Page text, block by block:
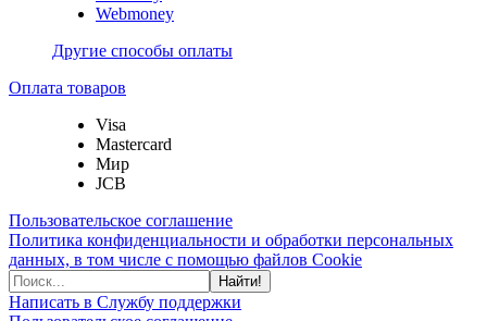
Webmoney
Другие способы оплаты
Оплата товаров
Visa
Mastercard
Мир
JCB
Пользовательское соглашение
Политика конфиденциальности и обработки персональных
данных, в том числе с помощью файлов Cookie
Найти!
Написать в Службу поддержки